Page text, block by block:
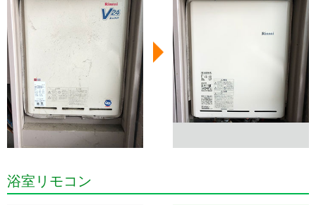
浴室リモコン